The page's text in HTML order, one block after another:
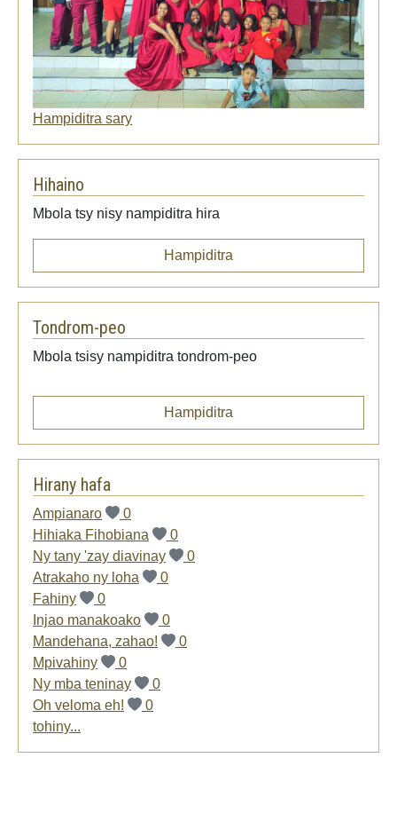
Hampiditra sary
Hihaino
Mbola tsy nisy nampiditra hira
Hampiditra
Tondrom-peo
Mbola tsisy nampiditra tondrom-peo
Hampiditra
Hirany hafa
Ampianaro
0
Hihiaka Fihobiana
0
Ny tany 'zay diavinay
0
Atrakaho ny loha
0
Fahiny
0
Injao manakoako
0
Mandehana, zahao!
0
Mpivahiny
0
Ny mba teninay
0
Oh veloma eh!
0
tohiny...